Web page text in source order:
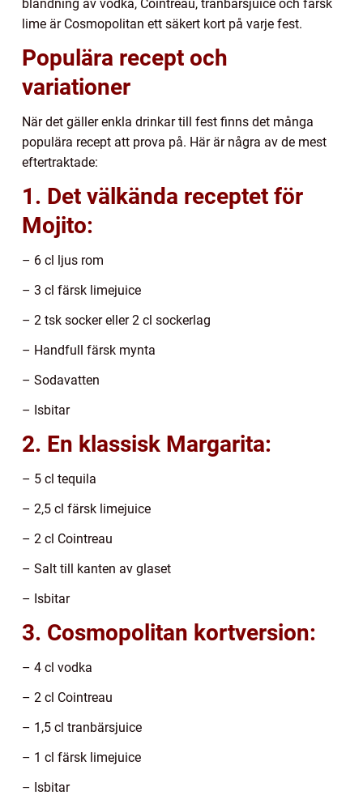
blandning av vodka, Cointreau, tranbärsjuice och färsk
lime är Cosmopolitan ett säkert kort på varje fest.
Populära recept och
variationer
När det gäller enkla drinkar till fest finns det många
populära recept att prova på. Här är några av de mest
eftertraktade:
1. Det välkända receptet för
Mojito:
– 6 cl ljus rom
– 3 cl färsk limejuice
– 2 tsk socker eller 2 cl sockerlag
– Handfull färsk mynta
– Sodavatten
– Isbitar
2. En klassisk Margarita:
– 5 cl tequila
– 2,5 cl färsk limejuice
– 2 cl Cointreau
– Salt till kanten av glaset
– Isbitar
3. Cosmopolitan kortversion:
– 4 cl vodka
– 2 cl Cointreau
– 1,5 cl tranbärsjuice
– 1 cl färsk limejuice
– Isbitar